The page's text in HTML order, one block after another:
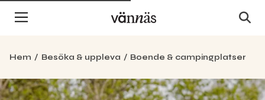
Hem Besöka & uppleva Boende & campingplatser